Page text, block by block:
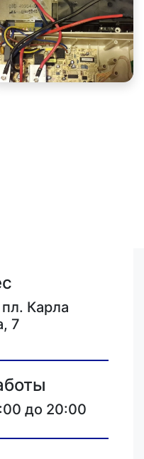
Карла
7
до 20:00